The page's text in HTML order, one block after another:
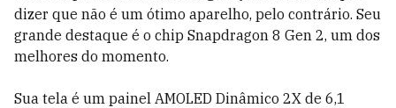
dizer que não é um ótimo aparelho, pelo contrário. Seu
grande destaque é o chip Snapdragon 8 Gen 2, um dos
melhores do momento.
Sua tela é um painel AMOLED Dinâmico 2X de 6,1